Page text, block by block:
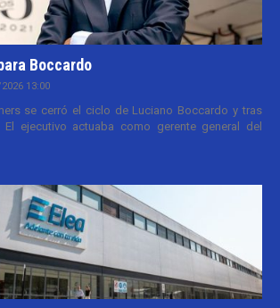
Boccardo
13:00
se cerró el ciclo de Luciano Boccardo y tras
ejecutivo actuaba como gerente general del